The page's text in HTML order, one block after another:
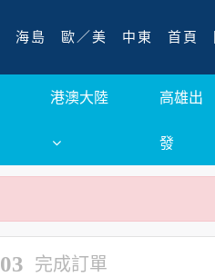
海島 歐／美 中東 首頁
港澳大陸 高雄出
發
03 完成訂單